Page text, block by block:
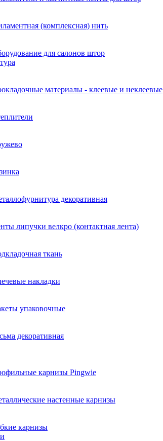
(комплексная) нить
для салонов штор
материалы - клеевые и неклеевые
декоративная
липучки велкро (контактная лента)
ткань
накладки
упаковочные
декоративная
карнизы Pingwie
настенные карнизы
карнизы